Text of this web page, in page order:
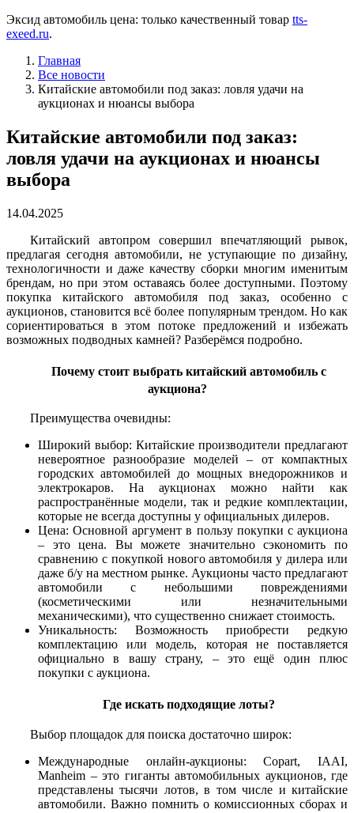
Эксид автомобиль цена: только качественный товар tts-
exeed.ru.
Главная
Все новости
Китайские автомобили под заказ: ловля удачи на
аукционах и нюансы выбора
Китайские автомобили под заказ:
ловля удачи на аукционах и нюансы
выбора
14.04.2025
Китайский автопром совершил впечатляющий рывок,
предлагая сегодня автомобили, не уступающие по дизайну,
технологичности и даже качеству сборки многим именитым
брендам, но при этом оставаясь более доступными. Поэтому
покупка китайского автомобиля под заказ, особенно с
аукционов, становится всё более популярным трендом. Но как
сориентироваться в этом потоке предложений и избежать
возможных подводных камней? Разберёмся подробно.
Почему стоит выбрать китайский автомобиль с
аукциона?
Преимущества очевидны:
Широкий выбор: Китайские производители предлагают
невероятное разнообразие моделей – от компактных
городских автомобилей до мощных внедорожников и
электрокаров. На аукционах можно найти как
распространённые модели, так и редкие комплектации,
которые не всегда доступны у официальных дилеров.
Цена: Основной аргумент в пользу покупки с аукциона
– это цена. Вы можете значительно сэкономить по
сравнению с покупкой нового автомобиля у дилера или
даже б/у на местном рынке. Аукционы часто предлагают
автомобили с небольшими повреждениями
(косметическими или незначительными
механическими), что существенно снижает стоимость.
Уникальность: Возможность приобрести редкую
комплектацию или модель, которая не поставляется
официально в вашу страну, – это ещё один плюс
покупки с аукциона.
Где искать подходящие лоты?
Выбор площадок для поиска достаточно широк:
Международные онлайн-аукционы: Copart, IAAI,
Manheim – это гиганты автомобильных аукционов, где
представлены тысячи лотов, в том числе и китайские
автомобили. Важно помнить о комиссионных сборах и